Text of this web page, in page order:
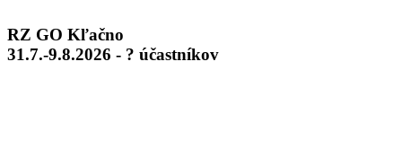
RZ GO Kľačno
31.7.-9.8.2026 - ? účastníkov